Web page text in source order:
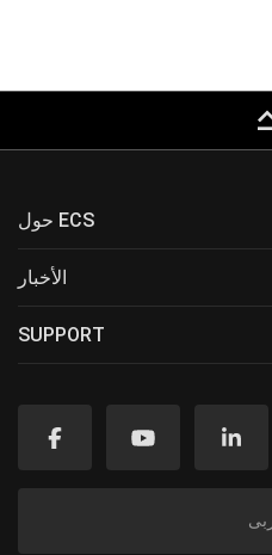
حول ECS
الأخبار
SUPPORT